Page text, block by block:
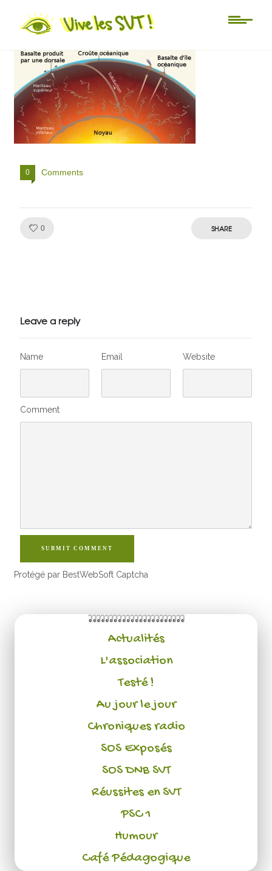
manteauterrestre-567
0 Comments
0 SHARE
Leave a reply
Name Email Website
Comment
SUBMIT COMMENT
Protégé par BestWebSoft Captcha
Actualités
L'association
Testé !
Au jour le jour
Chroniques radio
SOS Exposés
SOS DNB SVT
Réussites en SVT
PSC 1
Humour
Café Pédagogique